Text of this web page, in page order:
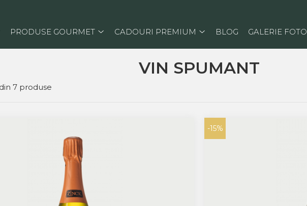
PRODUSE GOURMET CADOURI PREMIUM BLOG GALERIE FOTO
VIN SPUMANT
din 7 produse
-15%